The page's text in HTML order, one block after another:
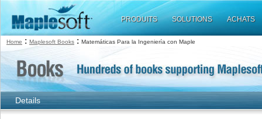
PRODUITS SOLUTIONS ACHATS
Home : Maplesoft Books : Matemáticas Para la Ingeniería con Maple
Details